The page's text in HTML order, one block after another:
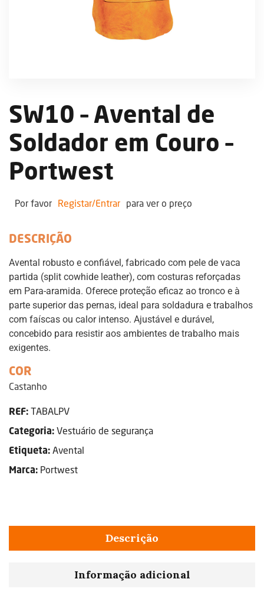
SW10 – Avental de
Soldador em Couro –
Portwest
Por favor Registar/Entrar para ver o preço
DESCRIÇÃO
Avental robusto e confiável, fabricado com pele de vaca
partida (split cowhide leather), com costuras reforçadas
em Para-aramida. Oferece proteção eficaz ao tronco e à
parte superior das pernas, ideal para soldadura e trabalhos
com faíscas ou calor intenso. Ajustável e durável,
concebido para resistir aos ambientes de trabalho mais
exigentes.
COR
Castanho
REF: TABALPV
Categoria: Vestuário de segurança
Etiqueta: Avental
Marca: Portwest
Descrição
Informação adicional